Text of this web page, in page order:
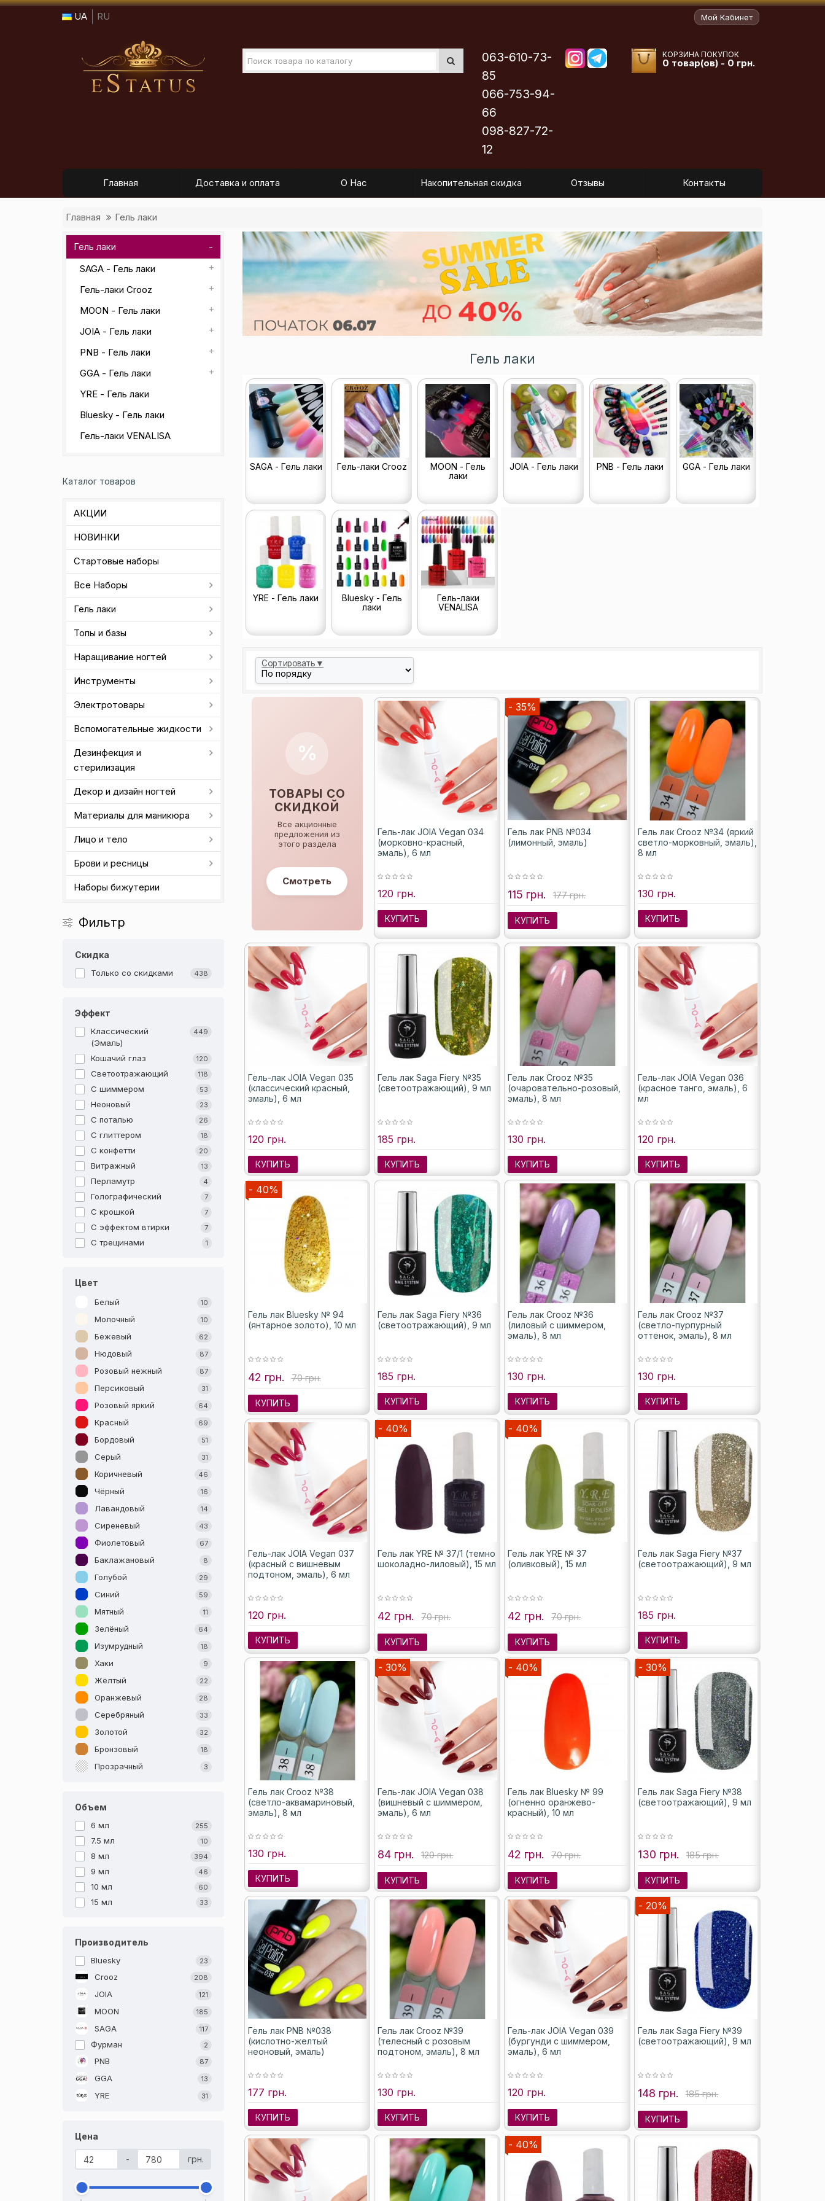
UA RU Мой Кабинет
063-610-73-
85
066-753-94-
66
098-827-72-
12
КОРЗИНА ПОКУПОК
0 товар(ов) - 0 грн.
Главная Доставка и оплата О Нас Накопительная скидка Отзывы Контакты
Главная Гель лаки
Гель лаки
SAGA - Гель лаки
Гель-лаки Crooz
MOON - Гель лаки
JOIA - Гель лаки
PNB - Гель лаки
GGA - Гель лаки
YRE - Гель лаки
Bluesky - Гель лаки
Гель-лаки VENALISA
Каталог товаров
АКЦИИ
НОВИНКИ
Стартовые наборы
Все Наборы
Гель лаки
Топы и базы
Наращивание ногтей
Инструменты
Электротовары
Вспомогательные жидкости
Дезинфекция и
стерилизация
Декор и дизайн ногтей
Материалы для маникюра
Лицо и тело
Брови и ресницы
Наборы бижутерии
Фильтр
Скидка
Только со cкидками 438
Эффект
Классический
(Эмаль)
449
Кошачий глаз 120
Светоотражающий 118
С шиммером 53
Неоновый 23
С поталью 26
С глиттером 18
С конфетти 20
Витражный 13
Перламутр 4
Голографический 7
С крошкой 7
С эффектом втирки 7
C трещинами 1
Цвет
Белый 10
Молочный 10
Бежевый 62
Нюдовый 87
Розовый нежный 87
Персиковый 31
Розовый яркий 64
Красный 69
Бордовый 51
Серый 31
Коричневый 46
Чёрный 16
Лавандовый 14
Сиреневый 43
Фиолетовый 67
Баклажановый 8
Голубой 29
Синий 59
Мятный 11
Зелёный 64
Изумрудный 18
Хаки 9
Жёлтый 22
Оранжевый 28
Серебряный 33
Золотой 32
Бронзовый 18
Прозрачный 3
Объем
6 мл 255
7.5 мл 10
8 мл 394
9 мл 46
10 мл 60
15 мл 33
Производитель
Bluesky 23
Crooz 208
JOIA 121
MOON 185
SAGA 117
Фурман 2
PNB 87
GGA 13
YRE 31
Цена
- грн.
Гель лаки
SAGA - Гель лаки Гель-лаки Crooz
MOON - Гель
лаки
JOIA - Гель лаки PNB - Гель лаки GGA - Гель лаки
YRE - Гель лаки
Bluesky - Гель
лаки
Гель-лаки
VENALISA
Сортировать▼
%
ТОВАРЫ СО
СКИДКОЙ
Все акционные
предложения из
этого раздела
Смотреть
Гель-лак JOIA Vegan 034
(морковно-красный,
эмаль), 6 мл
120 грн.
КУПИТЬ
- 35%
Гель лак PNB №034
(лимонный, эмаль)
115 грн. 177 грн.
КУПИТЬ
Гель лак Crooz №34 (яркий
светло-морковный, эмаль),
8 мл
130 грн.
КУПИТЬ
Гель-лак JOIA Vegan 035
(классический красный,
эмаль), 6 мл
120 грн.
КУПИТЬ
Гель лак Saga Fiery №35
(светоотражающий), 9 мл
185 грн.
КУПИТЬ
Гель лак Crooz №35
(очаровательно-розовый,
эмаль), 8 мл
130 грн.
КУПИТЬ
Гель-лак JOIA Vegan 036
(красное танго, эмаль), 6
мл
120 грн.
КУПИТЬ
- 40%
Гель лак Bluesky № 94
(янтарное золото), 10 мл
42 грн. 70 грн.
КУПИТЬ
Гель лак Saga Fiery №36
(светоотражающий), 9 мл
185 грн.
КУПИТЬ
Гель лак Crooz №36
(лиловый с шиммером,
эмаль), 8 мл
130 грн.
КУПИТЬ
Гель лак Crooz №37
(светло-пурпурный
оттенок, эмаль), 8 мл
130 грн.
КУПИТЬ
Гель-лак JOIA Vegan 037
(красный с вишневым
подтоном, эмаль), 6 мл
120 грн.
КУПИТЬ
- 40%
Гель лак YRE № 37/1 (темно
шоколадно-лиловый), 15 мл
42 грн. 70 грн.
КУПИТЬ
- 40%
Гель лак YRE № 37
(оливковый), 15 мл
42 грн. 70 грн.
КУПИТЬ
Гель лак Saga Fiery №37
(светоотражающий), 9 мл
185 грн.
КУПИТЬ
Гель лак Crooz №38
(светло-аквамариновый,
эмаль), 8 мл
130 грн.
КУПИТЬ
- 30%
Гель-лак JOIA Vegan 038
(вишневый с шиммером,
эмаль), 6 мл
84 грн. 120 грн.
КУПИТЬ
- 40%
Гель лак Bluesky № 99
(огненно оранжево-
красный), 10 мл
42 грн. 70 грн.
КУПИТЬ
- 30%
Гель лак Saga Fiery №38
(светоотражающий), 9 мл
130 грн. 185 грн.
КУПИТЬ
Гель лак PNB №038
(кислотно-желтый
неоновый, эмаль)
177 грн.
КУПИТЬ
Гель лак Crooz №39
(телесный с розовым
подтоном, эмаль), 8 мл
130 грн.
КУПИТЬ
Гель-лак JOIA Vegan 039
(бургунди с шиммером,
эмаль), 6 мл
120 грн.
КУПИТЬ
- 20%
Гель лак Saga Fiery №39
(светоотражающий), 9 мл
148 грн. 185 грн.
КУПИТЬ
- 40%